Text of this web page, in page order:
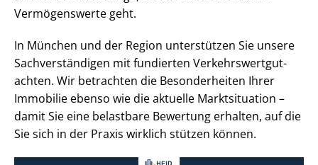
Vermögenswerte geht.
In München und der Region unterstützen Sie unsere
Sach­ver­stän­di­gen mit fundierten Ver­kehrs­wert­gut­
ach­ten. Wir betrachten die Besonderheiten Ihrer
Immobilie ebenso wie die aktuelle Marktsituation –
damit Sie eine belastbare Bewertung erhalten, auf die
Sie sich in der Praxis wirklich stützen können.